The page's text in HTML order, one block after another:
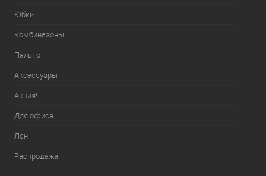
Юбки
Комбинезоны
Пальто
Аксессуары
Акция!
Для офиса
Лен
Распродажа